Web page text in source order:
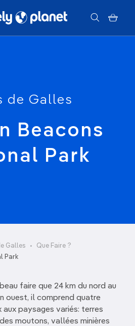
de Galles
Beacons
Park
Galles
Que Faire ?
Park
faire que 24 km du nord au
ouest, il comprend quatre
aux paysages variés: terres
moutons, vallées minières